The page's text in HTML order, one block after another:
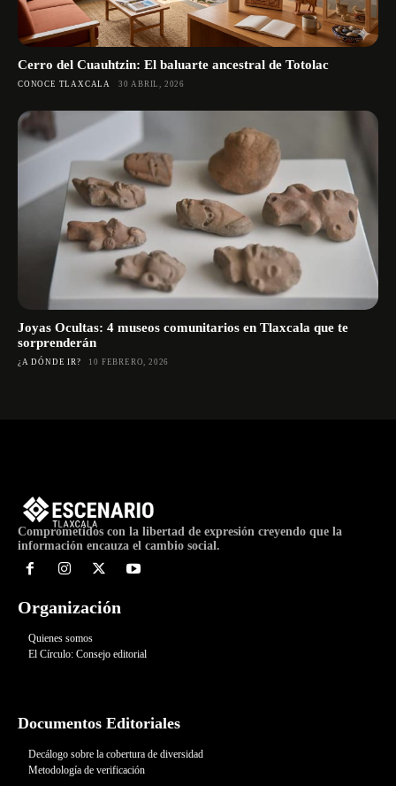
Cerro del Cuauhtzin: El baluarte ancestral de Totolac
CONOCE TLAXCALA 30 ABRIL, 2026
Joyas Ocultas: 4 museos comunitarios en Tlaxcala que te
sorprenderán
¿A DÓNDE IR? 10 FEBRERO, 2026
Comprometidos con la libertad de expresión creyendo que la
información encauza el cambio social.
Organización
Quienes somos
El Círculo: Consejo editorial
Documentos Editoriales
Decálogo sobre la cobertura de diversidad
Metodología de verificación